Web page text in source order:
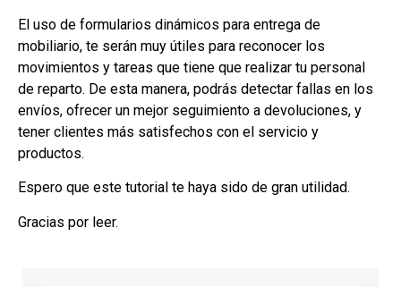
El uso de formularios dinámicos para entrega de
mobiliario, te serán muy útiles para reconocer los
movimientos y tareas que tiene que realizar tu personal
de reparto. De esta manera, podrás detectar fallas en los
envíos, ofrecer un mejor seguimiento a devoluciones, y
tener clientes más satisfechos con el servicio y
productos.
Espero que este tutorial te haya sido de gran utilidad.
Gracias por leer.